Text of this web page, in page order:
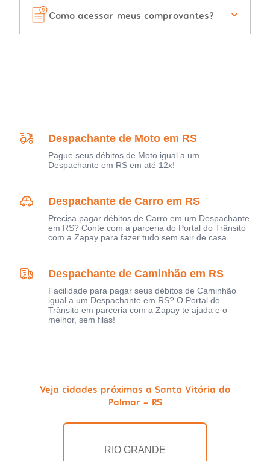
Como acessar meus comprovantes?
Despachante de Moto em RS
Pague seus débitos de Moto igual a um
Despachante em RS em até 12x!
Despachante de Carro em RS
Precisa pagar débitos de Carro em um Despachante
em RS? Conte com a parceria do Portal do Trânsito
com a Zapay para fazer tudo sem sair de casa.
Despachante de Caminhão em RS
Facilidade para pagar seus débitos de Caminhão
igual a um Despachante em RS? O Portal do
Trânsito em parceria com a Zapay te ajuda e o
melhor, sem filas!
Veja cidades próximas a Santa Vitória do
Palmar - RS
RIO GRANDE